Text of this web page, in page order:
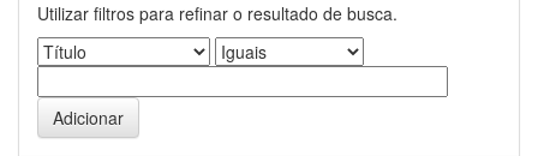
Utilizar filtros para refinar o resultado de busca.